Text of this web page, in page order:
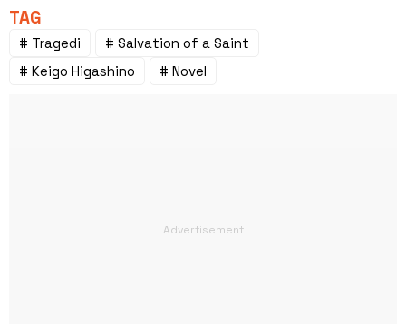
TAG
# Tragedi
# Salvation of a Saint
# Keigo Higashino
# Novel